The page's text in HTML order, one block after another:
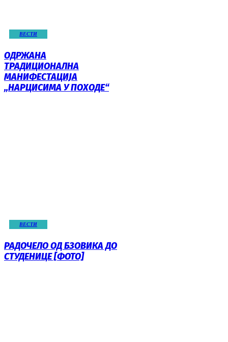
ВЕСТИ
ОДРЖАНА
ТРАДИЦИОНАЛНА
МАНИФЕСТАЦИЈА
„НАРЦИСИМА У ПОХОДЕ“
ВЕСТИ
РАДОЧЕЛО ОД БЗОВИКА ДО
СТУДЕНИЦЕ [ФОТО]